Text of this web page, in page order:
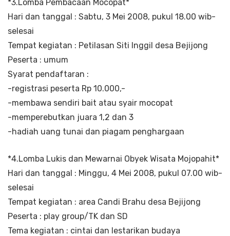
*3.Lomba Pembacaan Mocopat*
Hari dan tanggal : Sabtu, 3 Mei 2008, pukul 18.00 wib-
selesai
Tempat kegiatan : Petilasan Siti Inggil desa Bejijong
Peserta : umum
Syarat pendaftaran :
-registrasi peserta Rp 10.000,-
-membawa sendiri bait atau syair mocopat
-memperebutkan juara 1,2 dan 3
-hadiah uang tunai dan piagam penghargaan
*4.Lomba Lukis dan Mewarnai Obyek Wisata Mojopahit*
Hari dan tanggal : Minggu, 4 Mei 2008, pukul 07.00 wib-
selesai
Tempat kegiatan : area Candi Brahu desa Bejijong
Peserta : play group/TK dan SD
Tema kegiatan : cintai dan lestarikan budaya